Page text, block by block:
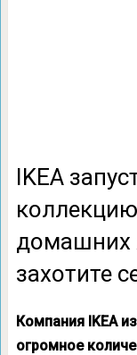
IKEA
домашних
захотите
Компания IKEA
огромное